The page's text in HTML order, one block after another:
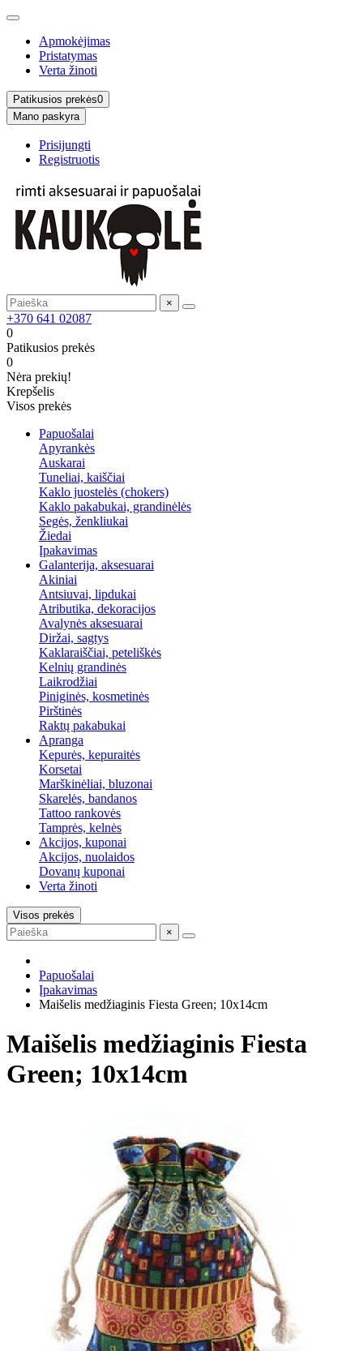
Apmokėjimas
Pristatymas
Verta žinoti
Patikusios prekės0
Mano paskyra
Prisijungti
Registruotis
×
+370 641 02087
0
Patikusios prekės
0
Nėra prekių!
Krepšelis
Visos prekės
Papuošalai
Apyrankės
Auskarai
Tuneliai, kaiščiai
Kaklo juostelės (chokers)
Kaklo pakabukai, grandinėlės
Segės, ženkliukai
Žiedai
Įpakavimas
Galanterija, aksesuarai
Akiniai
Antsiuvai, lipdukai
Atributika, dekoracijos
Avalynės aksesuarai
Diržai, sagtys
Kaklaraiščiai, peteliškės
Kelnių grandinės
Laikrodžiai
Piniginės, kosmetinės
Pirštinės
Raktų pakabukai
Apranga
Kepurės, kepuraitės
Korsetai
Marškinėliai, bluzonai
Skarelės, bandanos
Tattoo rankovės
Tamprės, kelnės
Akcijos, kuponai
Akcijos, nuolaidos
Dovanų kuponai
Verta žinoti
Visos prekės
×
Papuošalai
Įpakavimas
Maišelis medžiaginis Fiesta Green; 10x14cm
Maišelis medžiaginis Fiesta
Green; 10x14cm